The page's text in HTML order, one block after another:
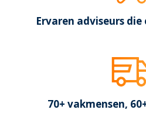
Ervaren adviseurs
70+ vakmensen,